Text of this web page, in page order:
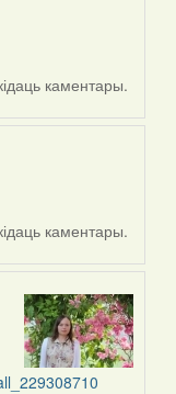
каментары.
каментары.